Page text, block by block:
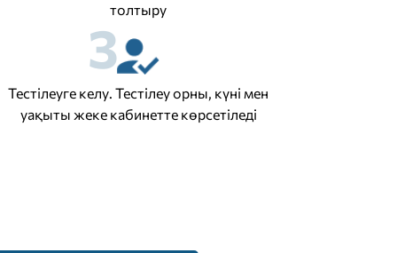
толтыру
3
Тестілеуге келу. Тестілеу орны, күні мен
уақыты жеке кабинетте көрсетіледі